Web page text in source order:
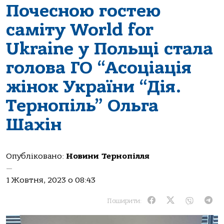
Почесною гостею
саміту World for
Ukraine у Польщі стала
голова ГО “Асоціація
жінок України “Дія.
Тернопіль” Ольга
Шахін
Опубліковано: Новини Тернопілля
—
1 Жовтня, 2023 о 08:43
Поширити: